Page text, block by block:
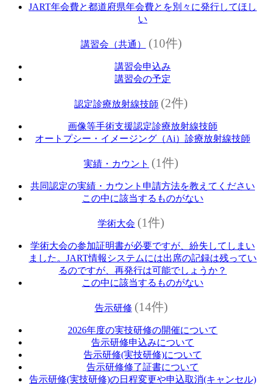
JART年会費と都道府県年会費とを別々に発行してほし
い
講習会（共通） (10件)
講習会申込み
講習会の予定
認定診療放射線技師 (2件)
画像等手術支援認定診療放射線技師
オートプシー・イメージング（Ai）診療放射線技師
実績・カウント (1件)
共同認定の実績・カウント申請方法を教えてください
この中に該当するものがない
学術大会 (1件)
学術大会の参加証明書が必要ですが、紛失してしまい
ました。JART情報システムには出席の記録は残ってい
るのですが、再発行は可能でしょうか？
この中に該当するものがない
告示研修 (14件)
2026年度の実技研修の開催について
告示研修申込みについて
告示研修(実技研修)について
告示研修修了証書について
告示研修(実技研修)の日程変更や申込取消(キャンセル)